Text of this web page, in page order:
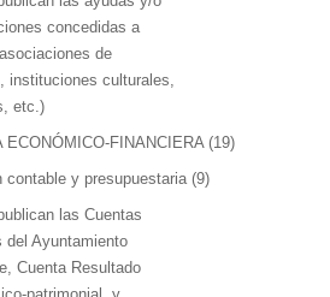
concedidas a
de
instituciones culturales,
etc.)
ECONÓMICO-FINANCIERA (19)
contable y presupuestaria (9)
las Cuentas
del Ayuntamiento
Cuenta Resultado